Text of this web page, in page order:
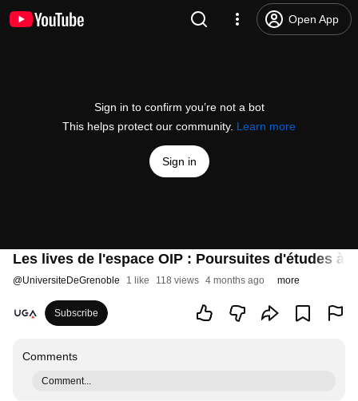
Open App
Sign in to confirm you’re not a bot
This helps protect our community. Learn more
Sign in
Les lives de l'espace OIP : Poursuites d'études à
@UniversiteDeGrenoble 1 like 118 views 4 months ago more
Subscribe
Comments
Comment...